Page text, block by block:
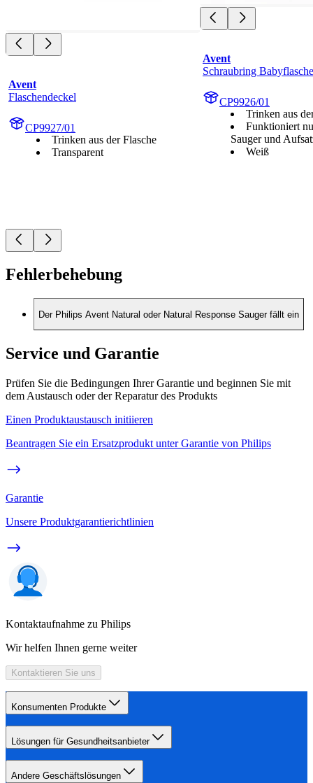
Avent
Flaschendeckel
CP9927/01
Trinken aus der Flasche
Transparent
Avent
Schraubring Babyflasche
CP9926/01
Trinken aus
Funktioniert
Sauger und
Weiß
Fehlerbehebung
Der Philips Avent Natural oder Natural Response Sauger fällt ein
Service und Garantie
Prüfen Sie die Bedingungen Ihrer Garantie und beginnen Sie mit
dem Austausch oder der Reparatur des Produkts
Einen Produktaustausch initiieren
Beantragen Sie ein Ersatzprodukt unter Garantie von Philips
Garantie
Unsere Produktgarantierichtlinien
Kontaktaufnahme zu Philips
Wir helfen Ihnen gerne weiter
Kontaktieren Sie uns
Konsumenten Produkte
Lösungen für Gesundheitsanbieter
Andere Geschäftslösungen